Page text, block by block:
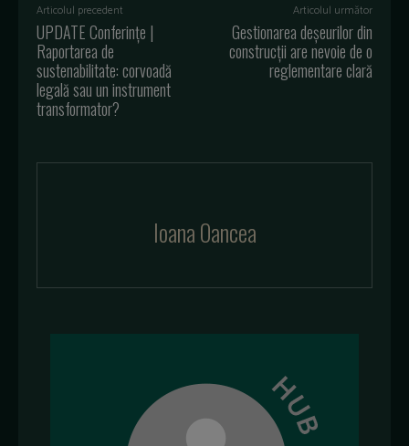
Articolul precedent
UPDATE Conferinţe |
Raportarea de
sustenabilitate: corvoadă
legală sau un instrument
transformator?
Articolul următor
Gestionarea deșeurilor din
construcții are nevoie de o
reglementare clară
Ioana Oancea